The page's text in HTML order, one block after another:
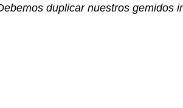
duplicar nuestros gemidos